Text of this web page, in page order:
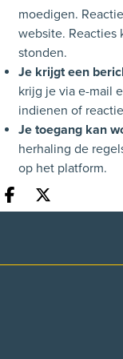
moedigen.
website. Reacties
stonden.
Je krijgt een
krijg je via e-mail
indienen of
Je toegang kan
herhaling de
op het platform.
Deel opDeel op